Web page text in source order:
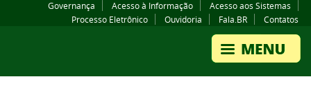
Governança Acesso à Informação
Acesso aos Sistemas
Processo Eletrônico
Ouvidoria Fala.BR Contatos